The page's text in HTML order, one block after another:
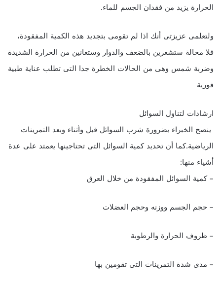
الحرارة يزيد من فقدان الجسم للماء.
ولتعلمى عزيزتى أنك اذا لم تقومى بتجديد هذه الكمية المفقودة،
فلا محالة ستشعرين بالضعف والدوار وستعانين من الحرارة الشديدة
وضربة شمس وهى من الحالات الخطرة جدا التى تطلب عناية طبية
فورية
ارشادات لتناول السوائل
ينصح الخبراء بضرورة شرب السوائل قبل وأثناء وبعد التمرينات
الرياضية.كما أن تحديد كمية السوائل التى تحتاجينها يعمتد على عدة
أشياء منها:
– كمية السوائل المفقودة من خلال العرق
– حجم الجسم ووزنه وحجم العضلات
– ظروف الحرارة والرطوبة
– مدى شدة التمرينات التى تقومين بها